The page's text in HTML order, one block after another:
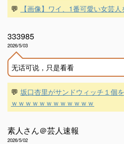
💬 【画像】ワイ、1番可愛い女芸
333985
2026/5/03
无话可说，只是看看
💬 坂口杏里がサンドウィッチ１個
ｗｗｗｗｗｗｗｗｗｗｗｗ
素人さん＠芸人速報
2026/5/02